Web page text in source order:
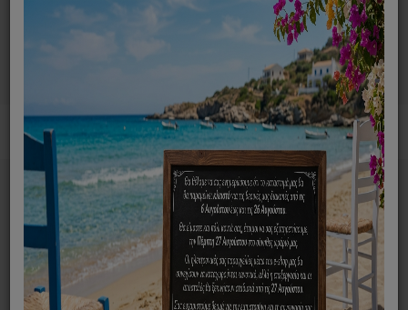
0
Ανταλλακτικά ηλεκτρικών συσκευών MENU
Home Σκούπα
Σακούλες
Original Σακούλες Σκούπας Nilfisk Advance 140 7015 040
Για GD930/VP930